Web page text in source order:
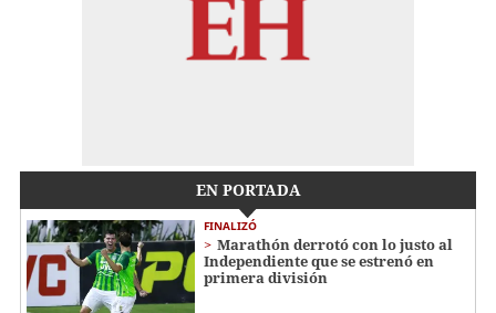
EN PORTADA
FINALIZÓ
Marathón derrotó con lo justo al
Independiente que se estrenó en
primera división